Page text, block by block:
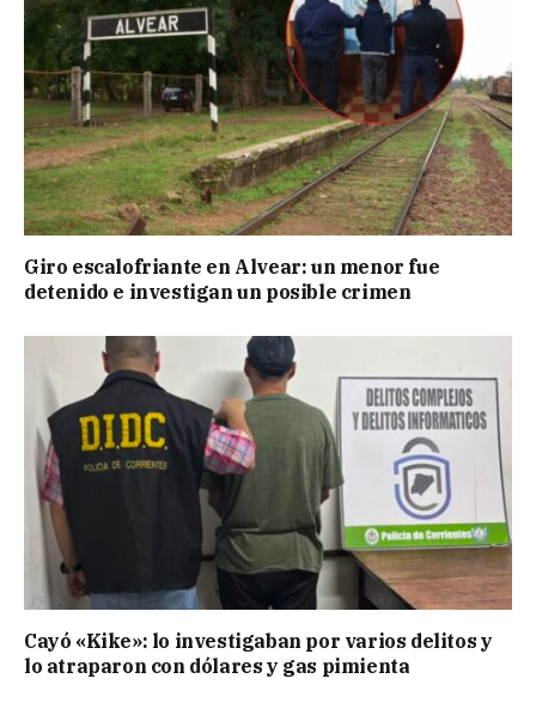
Giro escalofriante en Alvear: un menor fue
detenido e investigan un posible crimen
Cayó «Kike»: lo investigaban por varios delitos y
lo atraparon con dólares y gas pimienta